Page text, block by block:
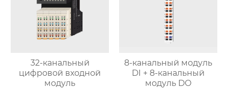
32-канальный
цифровой входной
модуль
8-канальный модуль
DI + 8-канальный
модуль DO